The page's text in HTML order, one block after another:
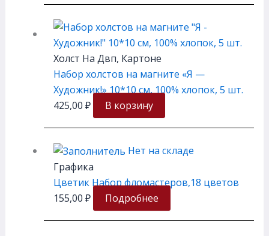
Холст На Двп, Картоне
Набор холстов на магните «Я —
Художник!» 10*10 см, 100% хлопок, 5 шт.
425,00 ₽ В корзину
Нет на складе
Графика
Цветик Набор фломастеров,18 цветов
155,00 ₽ Подробнее